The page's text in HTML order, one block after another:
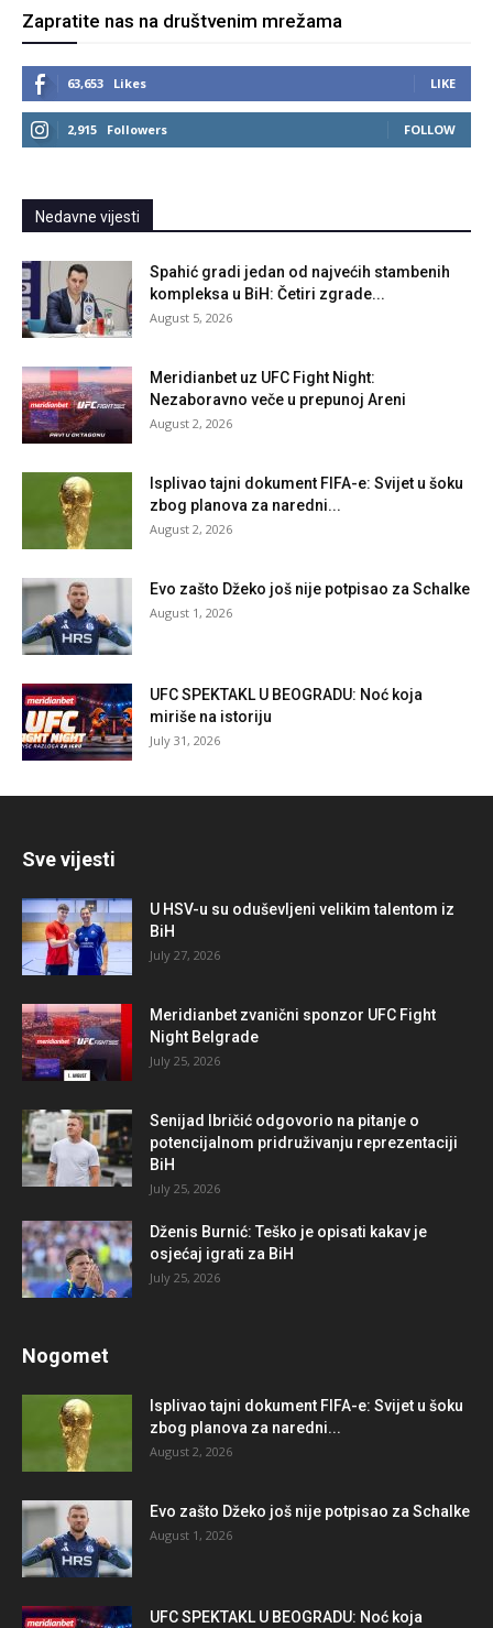
Zapratite nas na društvenim mrežama
63,653 Likes LIKE
2,915 Followers FOLLOW
Nedavne vijesti
Spahić gradi jedan od najvećih stambenih
kompleksa u BiH: Četiri zgrade...
August 5, 2026
Meridianbet uz UFC Fight Night:
Nezaboravno veče u prepunoj Areni
August 2, 2026
Isplivao tajni dokument FIFA-e: Svijet u šoku
zbog planova za naredni...
August 2, 2026
Evo zašto Džeko još nije potpisao za Schalke
August 1, 2026
UFC SPEKTAKL U BEOGRADU: Noć koja
miriše na istoriju
July 31, 2026
Sve vijesti
U HSV-u su oduševljeni velikim talentom iz
BiH
July 27, 2026
Meridianbet zvanični sponzor UFC Fight
Night Belgrade
July 25, 2026
Senijad Ibričić odgovorio na pitanje o
potencijalnom pridruživanju reprezentaciji
BiH
July 25, 2026
Dženis Burnić: Teško je opisati kakav je
osjećaj igrati za BiH
July 25, 2026
Nogomet
Isplivao tajni dokument FIFA-e: Svijet u šoku
zbog planova za naredni...
August 2, 2026
Evo zašto Džeko još nije potpisao za Schalke
August 1, 2026
UFC SPEKTAKL U BEOGRADU: Noć koja